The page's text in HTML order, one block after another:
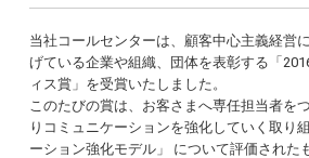
当社コールセンターは、顧客中心主義経営
げている企業や組織、団体を表彰する「
ィス賞」を受賞いたしました。
このたびの賞は、お客さまへ専任担当者を
りコミュニケーションを強化していく取り
ーション強化モデル」 について評価された